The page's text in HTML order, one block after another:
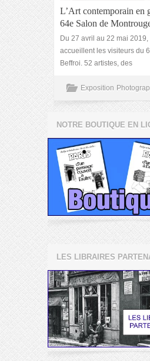
L’Art contemporain en
64e Salon de
Du 27 avril au 22 mai
accueillent les visiteurs du
Beffroi. 52 artistes, des
Exposition
NOTRE BOUTIQUE EN
LES LIBRAIRES